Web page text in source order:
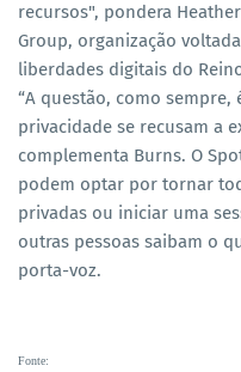
recursos", pondera
Group, organização
liberdades digitais do
“A questão, como
privacidade se recusam a
complementa Burns. O
podem optar por tornar
privadas ou iniciar uma
outras pessoas saibam o
porta-voz.
Fonte: